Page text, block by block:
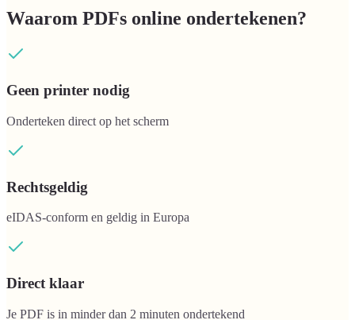
Waarom PDFs online ondertekenen?
Geen printer nodig
Onderteken direct op het scherm
Rechtsgeldig
eIDAS-conform en geldig in Europa
Direct klaar
Je PDF is in minder dan 2 minuten ondertekend